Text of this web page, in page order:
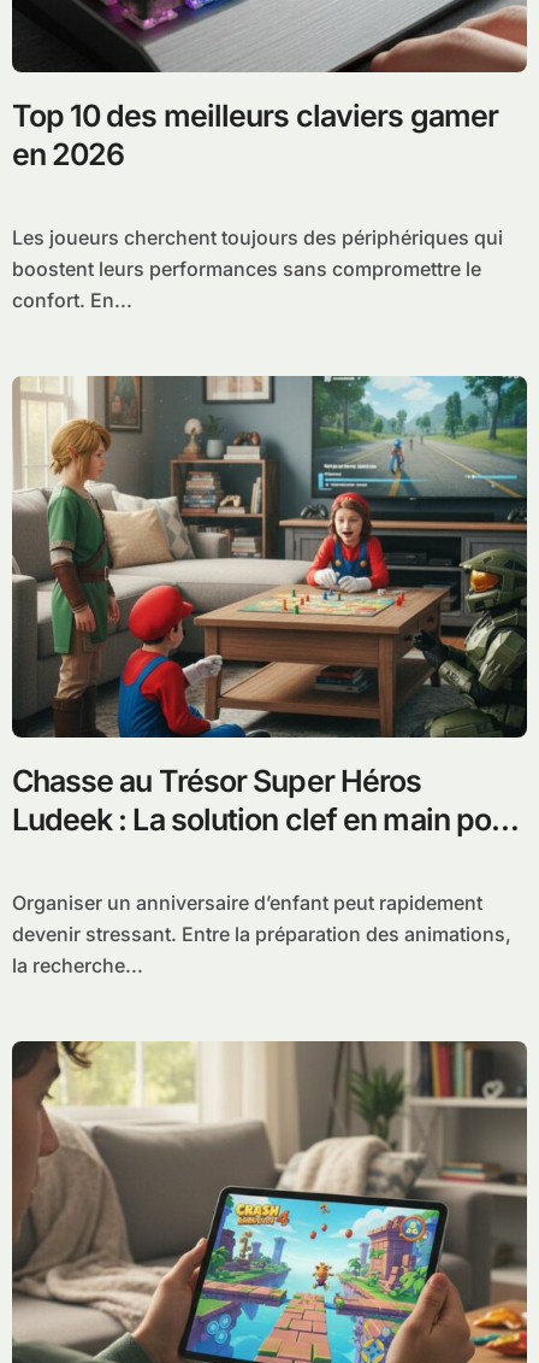
Top 10 des meilleurs claviers gamer
en 2026
Les joueurs cherchent toujours des périphériques qui
boostent leurs performances sans compromettre le
confort. En...
Chasse au Trésor Super Héros
Ludeek : La solution clef en main pour
Organiser un anniversaire d’enfant peut rapidement
devenir stressant. Entre la préparation des animations,
la recherche...